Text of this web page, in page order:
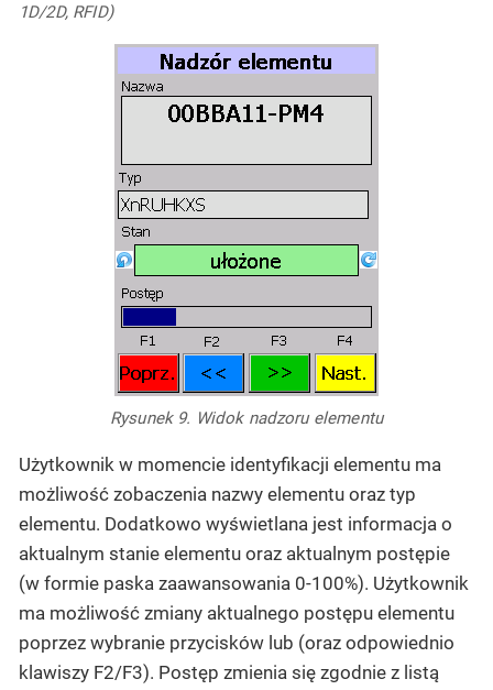
1D/2D, RFID)
Rysunek 9. Widok nadzoru elementu
Użytkownik w momencie identyfikacji elementu ma
możliwość zobaczenia nazwy elementu oraz typ
elementu. Dodatkowo wyświetlana jest informacja o
aktualnym stanie elementu oraz aktualnym postępie
(w formie paska zaawansowania 0-100%). Użytkownik
ma możliwość zmiany aktualnego postępu elementu
poprzez wybranie przycisków lub (oraz odpowiednio
klawiszy F2/F3). Postęp zmienia się zgodnie z listą